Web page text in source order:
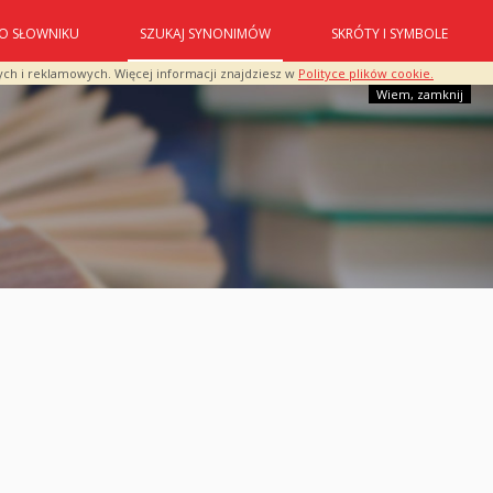
i reklamowych. Więcej informacji znajdziesz w Polityce plików cookie.
Wiem, zamknij
O SŁOWNIKU SZUKAJ SYNONIMÓW SKRÓTY I SYMBOLE